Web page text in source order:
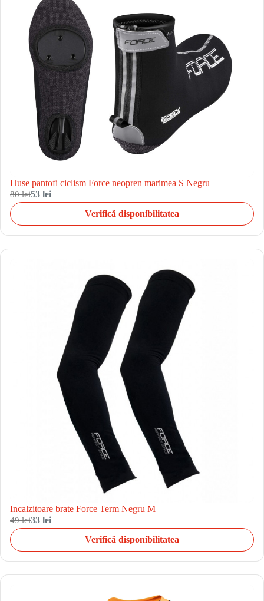
Huse pantofi ciclism Force neopren marimea S Negru
80 lei53 lei
Verifică disponibilitatea
Incalzitoare brate Force Term Negru M
49 lei33 lei
Verifică disponibilitatea